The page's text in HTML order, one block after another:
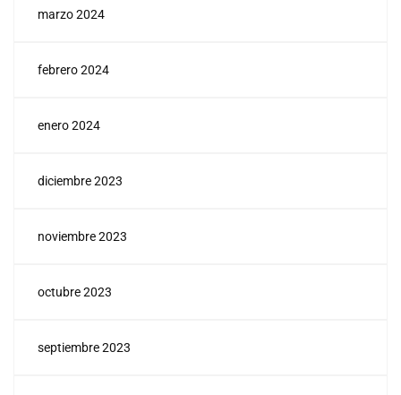
marzo 2024
febrero 2024
enero 2024
diciembre 2023
noviembre 2023
octubre 2023
septiembre 2023